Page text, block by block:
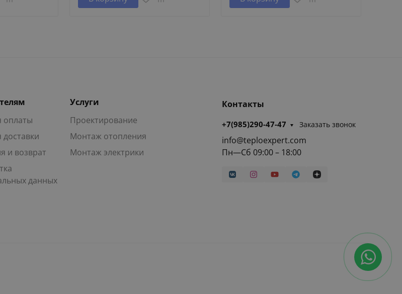
оплаты
доставки
и возврат
данных
Услуги
Проектирование
Монтаж отопления
Монтаж электрики
Контакты
+7(985)290-47-47 Заказать звонок
info@teploexpert.com
Пн—Сб 09:00 – 18:00